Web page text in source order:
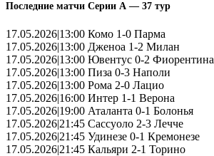
Последние матчи Серии А — 37 тур
17.05.2026|13:00 Комо 1-0 Парма
17.05.2026|13:00 Дженоа 1-2 Милан
17.05.2026|13:00 Ювентус 0-2 Фиорентина
17.05.2026|13:00 Пиза 0-3 Наполи
17.05.2026|13:00 Рома 2-0 Лацио
17.05.2026|16:00 Интер 1-1 Верона
17.05.2026|19:00 Аталанта 0-1 Болонья
17.05.2026|21:45 Сассуоло 2-3 Лечче
17.05.2026|21:45 Удинезе 0-1 Кремонезе
17.05.2026|21:45 Кальяри 2-1 Торино